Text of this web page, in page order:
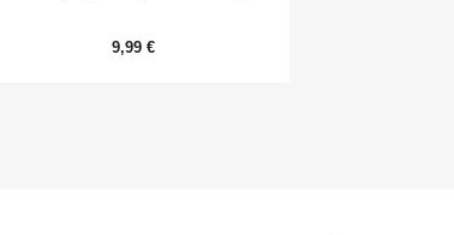
9,99 €